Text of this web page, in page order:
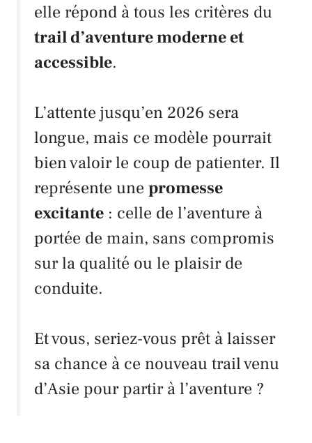
elle répond à tous les critères du
trail d’aventure moderne et
accessible.
L’attente jusqu’en 2026 sera
longue, mais ce modèle pourrait
bien valoir le coup de patienter. Il
représente une promesse
excitante : celle de l’aventure à
portée de main, sans compromis
sur la qualité ou le plaisir de
conduite.
Et vous, seriez-vous prêt à laisser
sa chance à ce nouveau trail venu
d’Asie pour partir à l’aventure ?